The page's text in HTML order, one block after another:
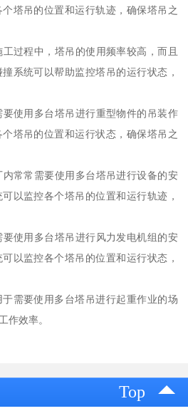
塔吊的位置和运行轨迹，确保塔吊之
过程中，塔吊的使用频率较高，而且
系统可以帮助监控塔吊的运行状态，
使用多台塔吊进行重型物件的吊装作
塔吊的位置和运行状态，确保塔吊之
常常需要使用多台塔吊进行设备的安
以监控各个塔吊的位置和运行轨迹，
使用多台塔吊进行风力发电机组的安
以监控各个塔吊的位置和运行状态，
需要使用多台塔吊进行起重作业的场
作效率。
Top